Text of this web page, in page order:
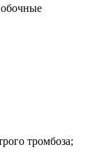
тромбоза;